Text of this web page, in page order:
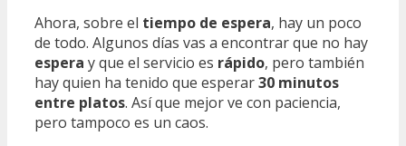
Ahora, sobre el tiempo de espera, hay un poco
de todo. Algunos días vas a encontrar que no hay
espera y que el servicio es rápido, pero también
hay quien ha tenido que esperar30 minutos
entre platos. Así que mejor ve con paciencia,
pero tampoco es un caos.